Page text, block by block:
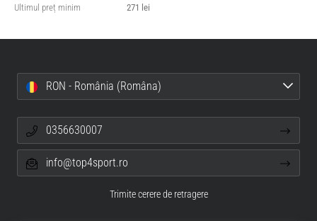
Ultimul preț minim 271 lei
RON - România (Româna)
0356630007
info@top4sport.ro
Trimite cerere de retragere